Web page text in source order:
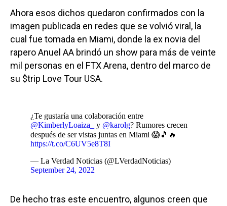
Ahora esos dichos quedaron confirmados con la
imagen publicada en redes que se volvió viral, la
cual fue tomada en Miami, donde la ex novia del
rapero Anuel AA brindó un show para más de veinte
mil personas en el FTX Arena, dentro del marco de
su $trip Love Tour USA.
¿Te gustaría una colaboración entre
@KimberlyLoaiza_
y @karolg? Rumores crecen
después de ser vistas juntas en Miami 😱🎵🔥
https://t.co/C6UV5e8T8I
— La Verdad Noticias (@LVerdadNoticias)
September 24, 2022
De hecho tras este encuentro, algunos creen que